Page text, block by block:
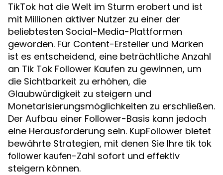
TikTok hat die Welt im Sturm erobert und ist
mit Millionen aktiver Nutzer zu einer der
beliebtesten Social-Media-Plattformen
geworden. Für Content-Ersteller und Marken
ist es entscheidend, eine beträchtliche Anzahl
an Tik Tok Follower Kaufen zu gewinnen, um
die Sichtbarkeit zu erhöhen, die
Glaubwürdigkeit zu steigern und
Monetarisierungsmöglichkeiten zu erschließen.
Der Aufbau einer Follower-Basis kann jedoch
eine Herausforderung sein. KupFollower bietet
bewährte Strategien, mit denen Sie Ihre tik tok
follower kaufen-Zahl sofort und effektiv
steigern können.